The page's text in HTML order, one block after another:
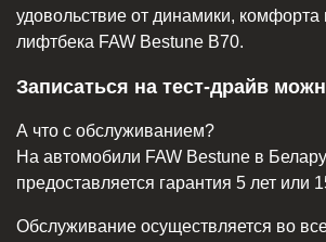
удовольствие от динамики, комфорта
лифтбека FAW Bestune B70.
Записаться на тест-драйв
А что с обслуживанием?
На автомобили FAW Bestune в
предоставляется гарантия 5 лет или
Обслуживание осуществляется во